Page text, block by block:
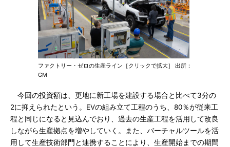
ファクトリー・ゼロの生産ライン［クリックで拡大］ 出所：
GM
今回の投資額は、更地に新工場を建設する場合と比べて3分の
2に抑えられたという。EVの組み立て工程のうち、80％が従来工
程と同じになると見込んでおり、過去の生産工程を活用して改良
しながら生産拠点を増やしていく。また、バーチャルツールを活
用して生産技術部門と連携することにより、生産開始までの期間